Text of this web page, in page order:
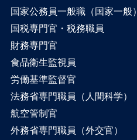
国家公務員一般職（国家一般）
国税専門官・税務職員
財務専門官
食品衛生監視員
労働基準監督官
法務省専門職員（人間科学）
航空管制官
外務省専門職員（外交官）